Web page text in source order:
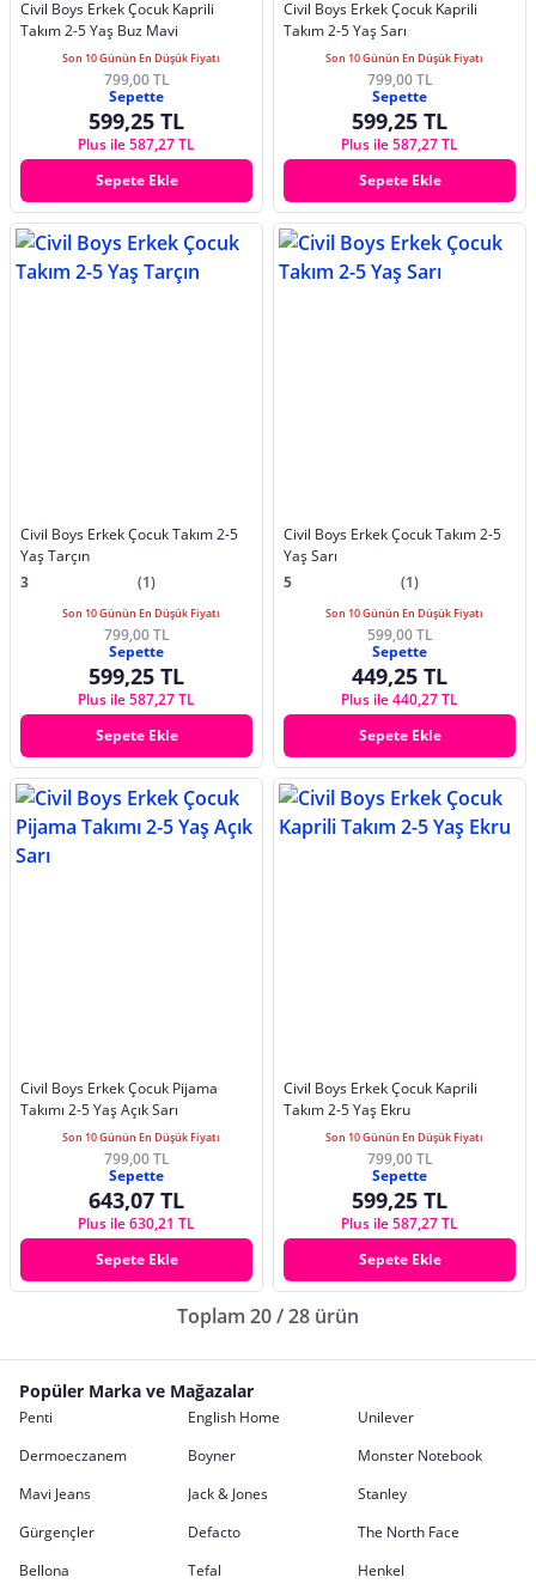
Civil Boys Erkek Çocuk Kaprili
Takım 2-5 Yaş Buz Mavi
Son 10 Günün En Düşük Fiyatı
799,00 TL
Sepette
599,25 TL
Plus ile 587,27 TL
Sepete Ekle
Civil Boys Erkek Çocuk Kaprili
Takım 2-5 Yaş Sarı
Son 10 Günün En Düşük Fiyatı
799,00 TL
Sepette
599,25 TL
Plus ile 587,27 TL
Sepete Ekle
Civil Boys Erkek Çocuk Takım 2-5
Yaş Tarçın
3
(1)
Son 10 Günün En Düşük Fiyatı
799,00 TL
Sepette
599,25 TL
Plus ile 587,27 TL
Sepete Ekle
Civil Boys Erkek Çocuk Takım 2-5
Yaş Sarı
5
(1)
Son 10 Günün En Düşük Fiyatı
599,00 TL
Sepette
449,25 TL
Plus ile 440,27 TL
Sepete Ekle
Civil Boys Erkek Çocuk Pijama
Takımı 2-5 Yaş Açık Sarı
Son 10 Günün En Düşük Fiyatı
799,00 TL
Sepette
643,07 TL
Plus ile 630,21 TL
Sepete Ekle
Civil Boys Erkek Çocuk Kaprili
Takım 2-5 Yaş Ekru
Son 10 Günün En Düşük Fiyatı
799,00 TL
Sepette
599,25 TL
Plus ile 587,27 TL
Sepete Ekle
Toplam 20 / 28 ürün
Popüler Marka ve Mağazalar
Penti English Home
Unilever
Dermoeczanem
Boyner
Monster Notebook
Mavi Jeans
Jack & Jones
Stanley
Gürgençler
Defacto
The North Face
Bellona
Tefal
Henkel